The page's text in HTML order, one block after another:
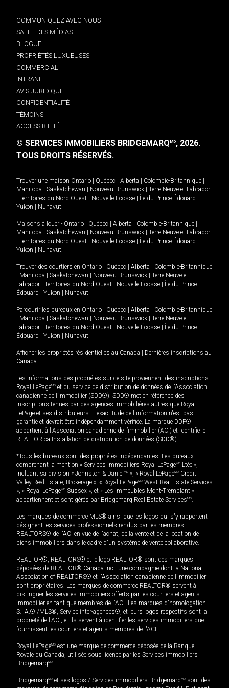
COMMUNIQUEZ AVEC NOUS
SALLE DES MÉDIAS
BLOGUE
PROPRIÉTÉS LUXUEUSES
COMMERCIAL
INTRANET
AVIS JURIDIQUE
CONFIDENTIALITÉ
TÉMOINS
ACCESSIBILITÉ
© SERVICES IMMOBILIERS BRIDGEMARQMD, 2026.
TOUS DROITS RÉSERVÉS.
Trouver une maison Ontario Québec Alberta Colombie-Britannique
Manitoba
Saskatchewan Nouveau-Brunswick
Terre-Neuve-et-Labrador
Territoires du Nord-Ouest Nouvelle-Écosse Île-du-Prince-Édouard
Yukon
Nunavut.
Maisons à louer - Ontario Québec Alberta Colombie-Britannique
Manitoba
Saskatchewan Nouveau-Brunswick
Terre-Neuve-et-Labrador
Territoires du Nord-Ouest Nouvelle-Écosse Île-du-Prince-Édouard
Yukon
Nunavut.
Trouver des courtiers en Ontario Québec Alberta
Colombie-Britannique
Manitoba Saskatchewan Nouveau-Brunswick
Terre-Neuve-et-
Labrador
Territoires du Nord-Ouest Nouvelle-Écosse
Île-du-Prince-
Édouard
Yukon Nunavut
Parcourir les bureaux en Ontario Québec Alberta
Colombie-Britannique
Manitoba Saskatchewan Nouveau-Brunswick
Terre-Neuve-et-
Labrador
Territoires du Nord-Ouest Nouvelle-Écosse
Île-du-Prince-
Édouard
Yukon Nunavut
Afficher les propriétés résidentielles au Canada
Dernières inscriptions au
Canada
Les informations des propriétés sur ce site proviennent des inscriptions
Royal LePageMD et du service de distribution de données de l'Association
canadienne de l’immobilier (SDD®). SDD® met en référence des
inscriptions tenues par des agences immobilières autres que Royal
LePage et ses distributeurs. L'exactitude de l'information n'est pas
garantie et devrait être indépendamment vérifiée. La marque DDF®
appartient à l'Association canadienne de l’immobilier (ACI) et identifie le
REALTOR.ca Installation de distribution de données (SDD®).
*Tous les bureaux sont des propriétés indépendantes. Les bureaux
comprenant la mention « Services immobiliers Royal LePageMD Ltée »,
incluant sa division « Johnston & Daniel MD », « Royal LePageMD Credit
Valley Real Estate, Brokerage », « Royal LePageMD West Real Estate Services
», « Royal LePageMD Sussex », et « Les immeubles Mont-Tremblant »
appartiennent et sont gérés par Bridgemarq Real Estate ServicesMD.
Les marques de commerce MLS® ainsi que les logos qui s'y rapportent
désignent les services professionnels rendus par les membres
REALTORS® de l'ACI en vue de l'achat, de la vente et de la location de
biens immobiliers dans le cadre d'un système de vente collaborative.
REALTOR®, REALTORS® et le logo REALTOR® sont des marques
déposées de REALTOR® Canada Inc., une compagnie dont la National
Association of REALTORS® et l'Association canadienne de l’immobilier
sont propriétaires. Les marques de commerce REALTOR® servent à
distinguer les services immobiliers offerts par les courtiers et agents
immobilier en tant que membres de l'ACI. Les marques d'homologation
S.I.A.® /MLS®, Service inter-agences®, et leurs logos respectifs sont la
propriété de l'ACI, et ils servent à identifier les services immobiliers que
fournissent les courtiers et agents membres de l'ACI.
Royal LePageMD est une marque de commerce déposée de la Banque
Royale du Canada, utilisée sous licence par les Services immobiliers
BridgemarqMD.
BridgemarqMD et ses logos / Services immobiliers BridgemarqMD sont des